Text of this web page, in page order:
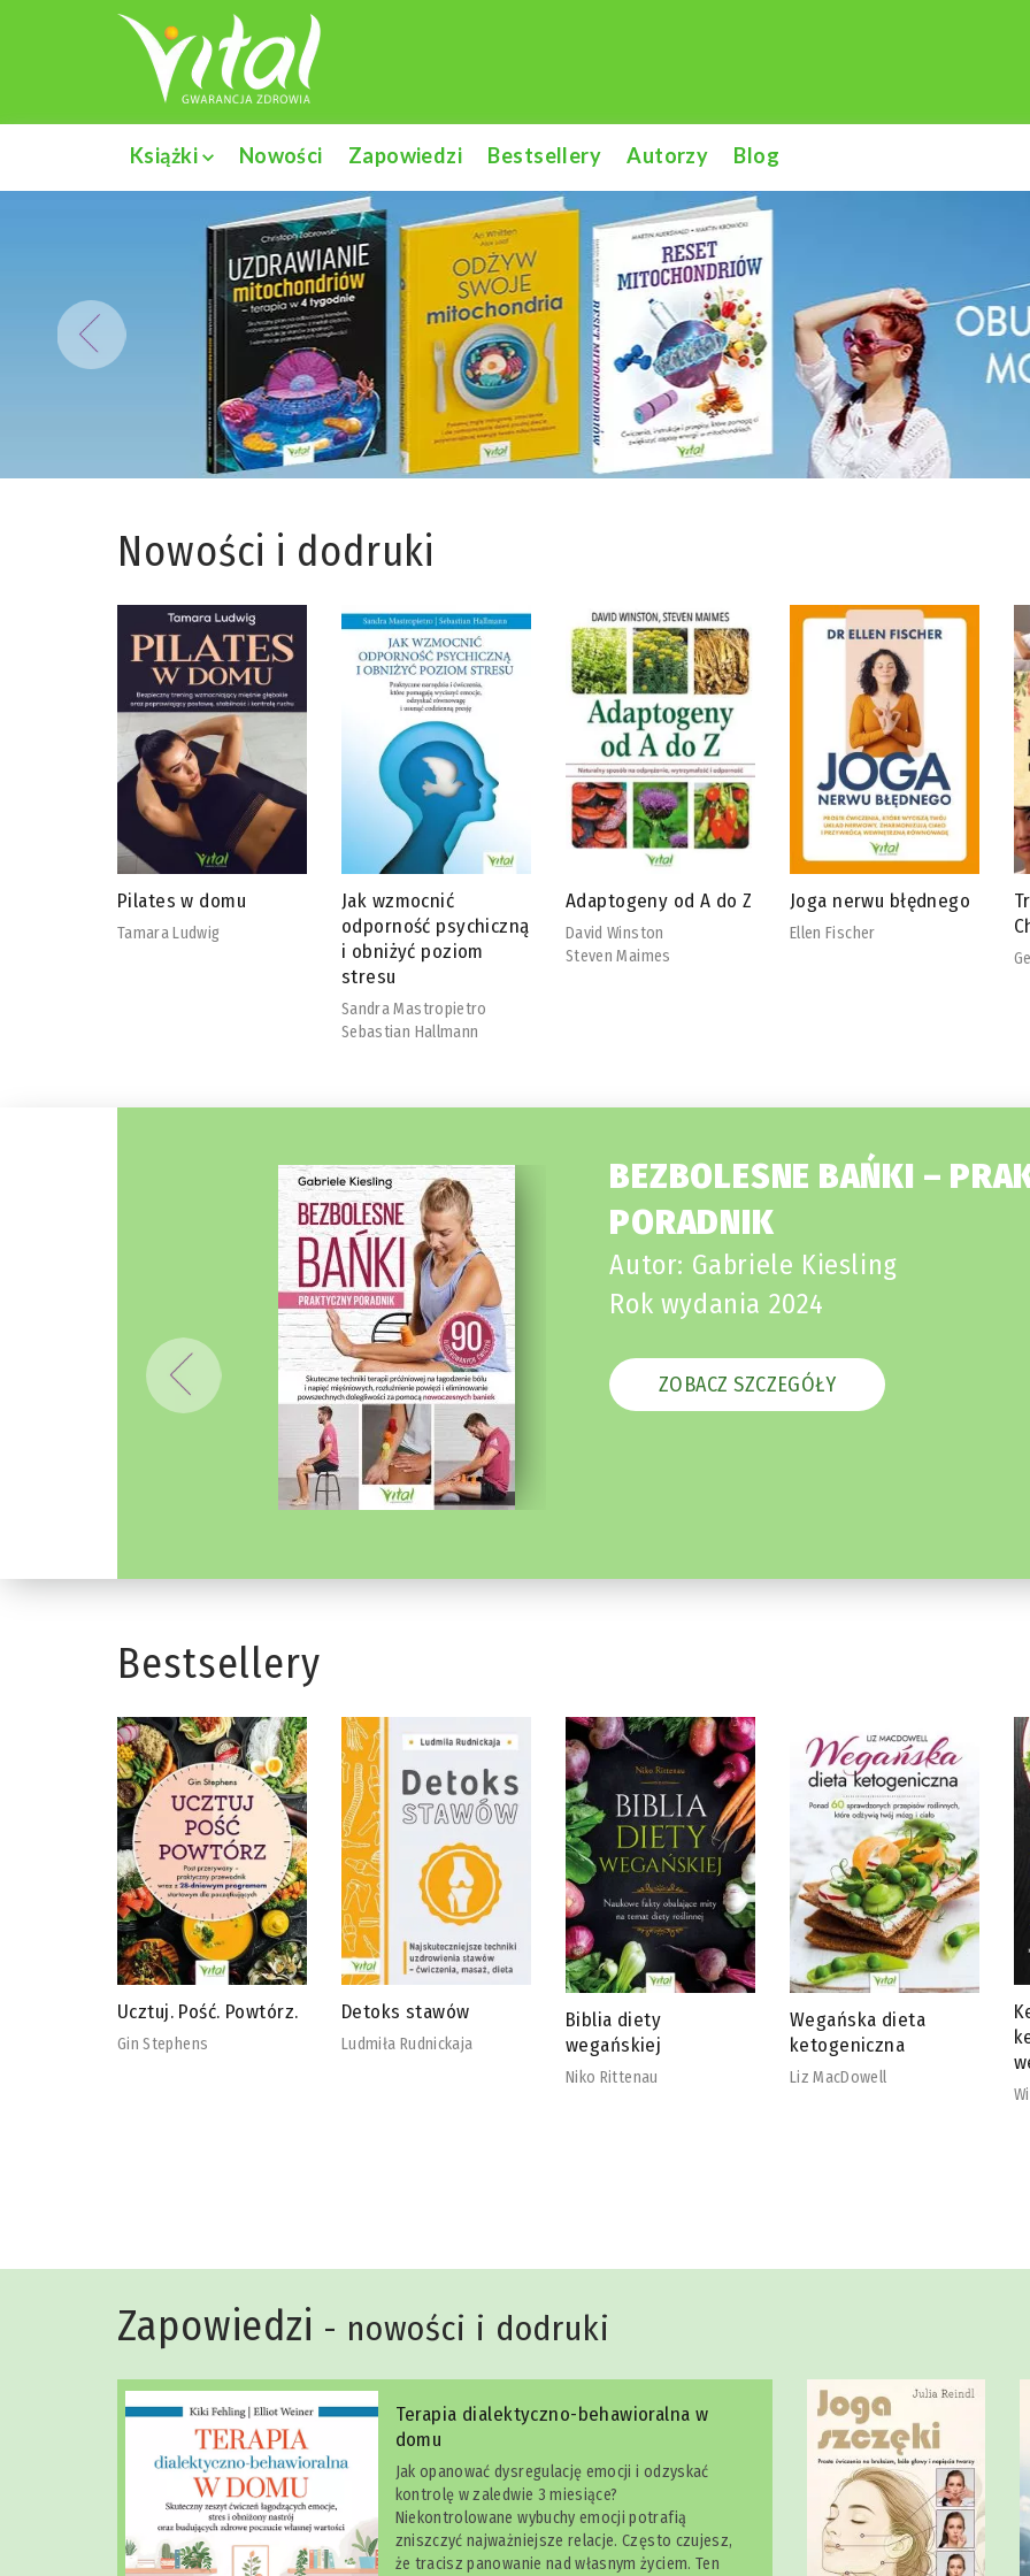
Książki Nowości Zapowiedzi Bestsellery Autorzy Blog
Nowości i dodruki
Jak wzmocnić
odporność psychiczną
Adaptogeny od A do Z
David Winston
Steven Maimes
Joga nerwu błędnego
Ellen Fischer
Tradycyjna Medycyna
Chińska
BEZBOLESNE BAŃKI –
PORADNIK
Autor: Gabriele Kiesling
Rok wydania 2024
ZOBACZ SZCZEGÓŁY
Bestsellery
Detoks stawów
Ludmiła Rudnickaja
Biblia diety
wegańskiej
Wegańska dieta
ketogeniczna
Liz MacDowell
Ketotarianin – dieta
ketogeniczna dla
wegetarian
Zapowiedzi - nowości i dodruki
Terapia dialektyczno-behawioralna w
domu
Jak opanować dysregulację emocji i odzyskać
kontrolę w zaledwie 3 miesiące?
Niekontrolowane wybuchy emocji potrafią
zniszczyć najważniejsze relacje. Często czujesz,
że tracisz panowanie nad własnym życiem. Ten